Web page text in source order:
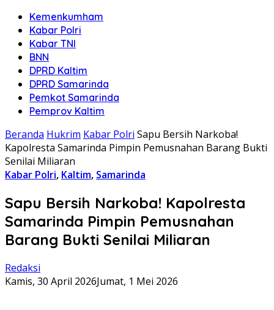
Kemenkumham
Kabar Polri
Kabar TNI
BNN
DPRD Kaltim
DPRD Samarinda
Pemkot Samarinda
Pemprov Kaltim
Beranda Hukrim Kabar Polri Sapu Bersih Narkoba!
Kapolresta Samarinda Pimpin Pemusnahan Barang Bukti
Senilai Miliaran
Kabar Polri, Kaltim, Samarinda
Sapu Bersih Narkoba! Kapolresta
Samarinda Pimpin Pemusnahan
Barang Bukti Senilai Miliaran
Redaksi
Kamis, 30 April 2026Jumat, 1 Mei 2026